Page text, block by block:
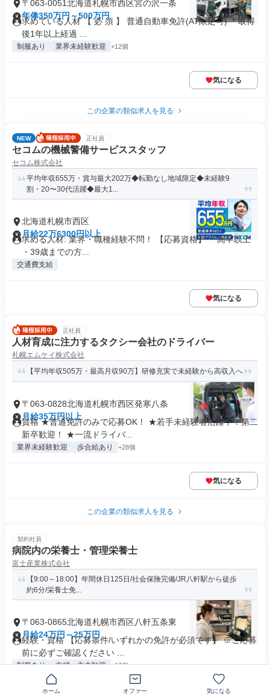
〒063-0051北海道札幌市西区宮の沢一条
年俸350万円～500万円
求めている人材 【 必 須 】 普通自動車免許(AT限定可) ＊取得
後1年以上経過 ...
制服あり 業界未経験歓迎 +12個
気になる
この企業の類似求人を見る
NEW 正社員
セコムの機械警備サービススタッフ
セコム株式会社
平均年収655万・賞与最大202万◆転勤なし地域限定◆未経験9
割・20〜30代活躍◆最大1...
北海道札幌市西区
月給22万6300円以上
求める人材: 業界・職種経験不問！ 【応募資格】 ・高卒以上
・39歳までの方...
交通費支給
気になる
正社員
人材育成に注力するタクシー会社のドライバー
札幌エムケイ株式会社
【平均年収505万・最高月収90万】研修充実で未経験から高収入へ
〒063-0828北海道札幌市西区発寒八条
月給35万円以上
資格 ★普通免許のみで応募OK！ ★若手未経験者活躍中！第二
新卒歓迎！ ★一流ドライバ...
業界未経験歓迎 歩合給あり +28個
気になる
この企業の類似求人を見る
契約社員
病院内の栄養士・管理栄養士
富士産業株式会社
【9:00～18:00】年間休日125日/社会保険完備/JR八軒駅から徒歩
約6分/栄養士免...
〒063-0865北海道札幌市西区八軒五条東
月給24万円～25万円
経験・資格 【応募条件/いずれかの免許が必須です】 ※ご応募
前に必ずご確認ください ...
制服あり 主婦・主夫歓迎 +17個
ホーム オファー 気になる